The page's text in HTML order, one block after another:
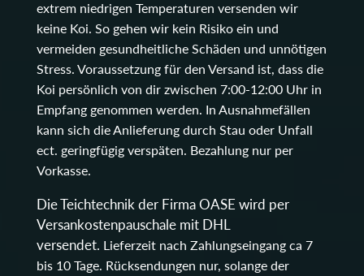
extrem niedrigen Temperaturen versenden wir
keine Koi. So gehen wir kein Risiko ein und
vermeiden gesundheitliche Schäden und unnötigen
Stress. Voraussetzung für den Versand ist, dass die
Koi persönlich von dir zwischen 7:00-12:00 Uhr in
Empfang genommen werden. In Ausnahmefällen
kann sich die Anlieferung durch Stau oder Unfall
ect. geringfügig verspäten. Bezahlung nur per
Vorkasse.
Die Teichtechnik der Firma OASE wird per
Versankostenpauschale mit DHL
versendet. Lieferzeit nach Zahlungseingang ca 7
bis 10 Tage. Rücksendungen nur, solange der